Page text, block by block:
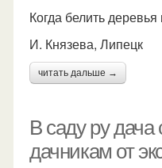
Когда белить
И. Князева, Липецк
читать дальше →
В саду ру
дачникам от